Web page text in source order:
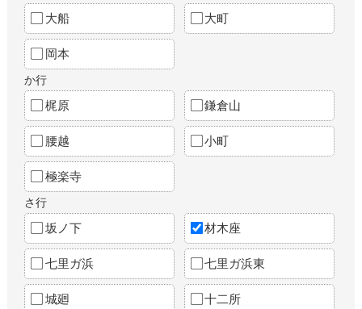
大船 大町
岡本
か行
梶原 鎌倉山
腰越 小町
極楽寺
さ行
坂ノ下 材木座
七里ガ浜 七里ガ浜東
城廻 十二所